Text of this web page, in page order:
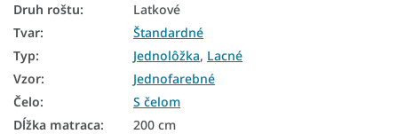
Drevené postele 80x200
Borovicové postele
Postele 80x200 s úložným priestorom
Rustikálne postele z masívu
Druh roštu:
Latkové
Tvar:
Štandardné
Typ: Jednolôžka, Lacné
Vzor:
Jednofarebné
Čelo:
S čelom
Dĺžka matraca:
200 cm